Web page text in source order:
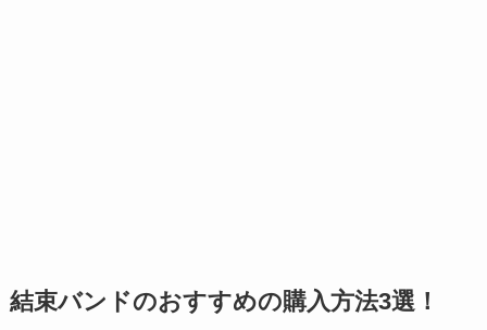
結束バンドのおすすめの購入方法3選！